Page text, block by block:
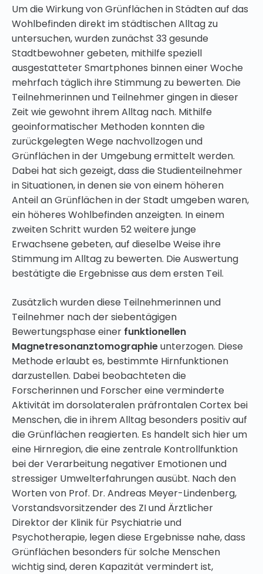
Um die Wirkung von Grünflächen in Städten auf das
Wohlbefinden direkt im städtischen Alltag zu
untersuchen, wurden zunächst 33 gesunde
Stadtbewohner gebeten, mithilfe speziell
ausgestatteter Smartphones binnen einer Woche
mehrfach täglich ihre Stimmung zu bewerten. Die
Teilnehmerinnen und Teilnehmer gingen in dieser
Zeit wie gewohnt ihrem Alltag nach. Mithilfe
geoinformatischer Methoden konnten die
zurückgelegten Wege nachvollzogen und
Grünflächen in der Umgebung ermittelt werden.
Dabei hat sich gezeigt, dass die Studienteilnehmer
in Situationen, in denen sie von einem höheren
Anteil an Grünflächen in der Stadt umgeben waren,
ein höheres Wohlbefinden anzeigten. In einem
zweiten Schritt wurden 52 weitere junge
Erwachsene gebeten, auf dieselbe Weise ihre
Stimmung im Alltag zu bewerten. Die Auswertung
bestätigte die Ergebnisse aus dem ersten Teil.
Zusätzlich wurden diese Teilnehmerinnen und
Teilnehmer nach der siebentägigen
Bewertungsphase einer funktionellen
Magnetresonanztomographieunterzogen. Diese
Methode erlaubt es, bestimmte Hirnfunktionen
darzustellen. Dabei beobachteten die
Forscherinnen und Forscher eine verminderte
Aktivität im dorsolateralen präfrontalen Cortex bei
Menschen, die in ihrem Alltag besonders positiv auf
die Grünflächen reagierten. Es handelt sich hier um
eine Hirnregion, die eine zentrale Kontrollfunktion
bei der Verarbeitung negativer Emotionen und
stressiger Umwelterfahrungen ausübt. Nach den
Worten von Prof. Dr. Andreas Meyer-Lindenberg,
Vorstandsvorsitzender des ZI und Ärztlicher
Direktor der Klinik für Psychiatrie und
Psychotherapie, legen diese Ergebnisse nahe, dass
Grünflächen besonders für solche Menschen
wichtig sind, deren Kapazität vermindert ist,